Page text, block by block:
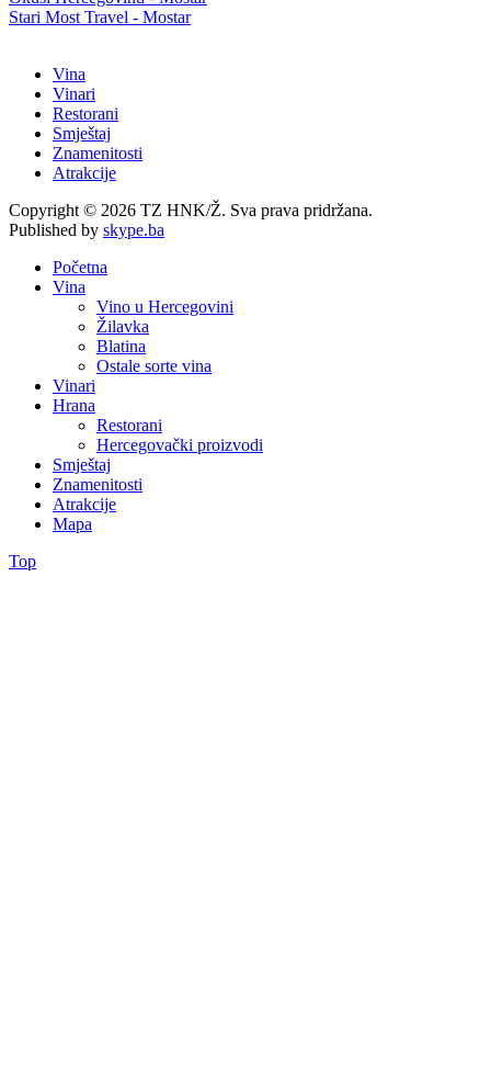
Stari Most Travel - Mostar
Vina
Vinari
Restorani
Smještaj
Znamenitosti
Atrakcije
Copyright © 2026 TZ HNK/Ž. Sva prava pridržana.
Published by skype.ba
Početna
Vina
Vino u Hercegovini
Žilavka
Blatina
Ostale sorte vina
Vinari
Hrana
Restorani
Hercegovački proizvodi
Smještaj
Znamenitosti
Atrakcije
Mapa
Top